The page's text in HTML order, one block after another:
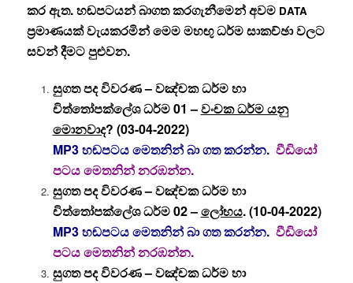
කර ඇත. හඬපටයන් බාගත කරගැනීමෙන් අවම DATA
ප්‍රමාණයක් වැයකරමින් මෙම මහඟු ධර්මසාකච්ඡා වලට
සවන් දීමට පුළුවන.
සුගත පද විවරණ – වඤ්චක ධර්ම හා
චිත්තෝපක්ලේශ ධර්ම 01 –වංචක ධර්ම යනු
මොනවාද? (03-04-2022)
MP3 හඬපටය මෙතනින් බා ගත කරන්න. වීඩියෝ
පටය මෙතනින් නරඹන්න.
සුගත පද විවරණ – වඤ්චක ධර්ම හා
චිත්තෝපක්ලේශ ධර්ම 02 –ලෝභය. (10-04-2022)
MP3 හඬපටය මෙතනින් බා ගත කරන්න. වීඩියෝ
පටය මෙතනින් නරඹන්න.
සුගත පද විවරණ – වඤ්චක ධර්ම හා